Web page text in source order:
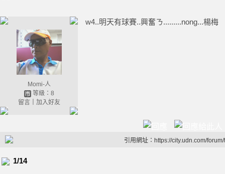
Momi-人
等級：8
留言｜ 加入好友
w4..明天有球賽..興奮ㄋ.........nong...楊梅
引用網址：https://city.udn.com/
1/14